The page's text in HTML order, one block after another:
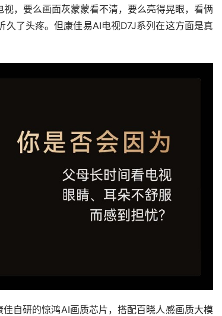
，要么画面灰蒙蒙看不清，要么亮得晃眼，看俩
了头疼。但康佳易AI电视D7J系列在这方面是真
自研的惊鸿AI画质芯片，搭配百晓人感画质大模